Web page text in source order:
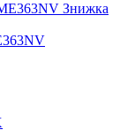
Знижка